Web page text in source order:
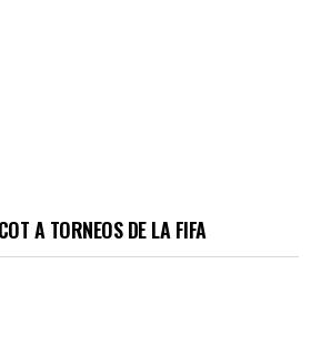
A TORNEOS DE LA FIFA